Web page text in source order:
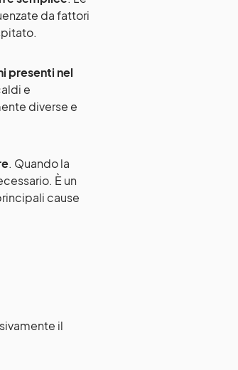
da fattori
presenti nel
e
diverse e
. Quando la
È un
cause
il